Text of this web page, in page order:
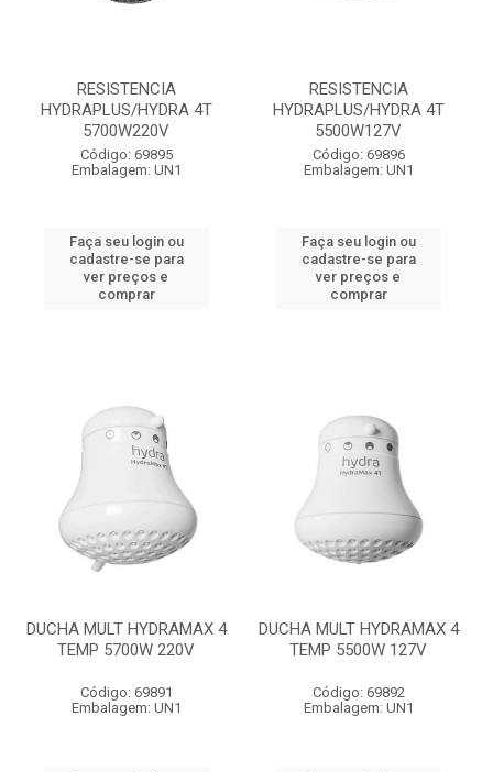
RESISTENCIA
HYDRAPLUS/HYDRA 4T
5700W220V
Código: 69895
Embalagem: UN1
Faça seu login ou
cadastre-se para
ver preços e
comprar
RESISTENCIA
HYDRAPLUS/HYDRA 4T
5500W127V
Código: 69896
Embalagem: UN1
Faça seu login ou
cadastre-se para
ver preços e
comprar
DUCHA MULT HYDRAMAX 4
TEMP 5700W 220V
Código: 69891
Embalagem: UN1
DUCHA MULT HYDRAMAX 4
TEMP 5500W 127V
Código: 69892
Embalagem: UN1